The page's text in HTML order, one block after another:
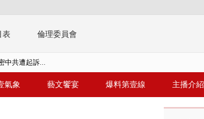
表 倫理委員會
中共遭起訴...
北紫爆、氣...
氣象 藝文饗宴 爆料第壹線 主播介紹